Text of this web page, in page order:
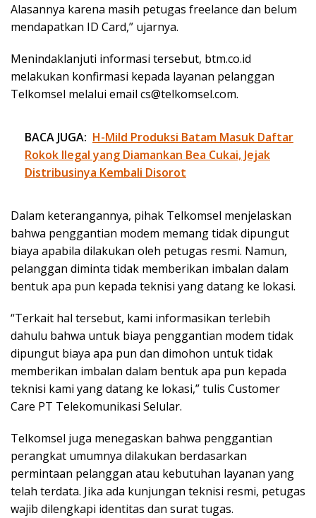
Alasannya karena masih petugas freelance dan belum
mendapatkan ID Card,” ujarnya.
Menindaklanjuti informasi tersebut, btm.co.id
melakukan konfirmasi kepada layanan pelanggan
Telkomsel melalui email cs@telkomsel.com.
BACA JUGA: H-Mild Produksi Batam Masuk Daftar
Rokok Ilegal yang Diamankan Bea Cukai, Jejak
Distribusinya Kembali Disorot
Dalam keterangannya, pihak Telkomsel menjelaskan
bahwa penggantian modem memang tidak dipungut
biaya apabila dilakukan oleh petugas resmi. Namun,
pelanggan diminta tidak memberikan imbalan dalam
bentuk apa pun kepada teknisi yang datang ke lokasi.
“Terkait hal tersebut, kami informasikan terlebih
dahulu bahwa untuk biaya penggantian modem tidak
dipungut biaya apa pun dan dimohon untuk tidak
memberikan imbalan dalam bentuk apa pun kepada
teknisi kami yang datang ke lokasi,” tulis Customer
Care PT Telekomunikasi Selular.
Telkomsel juga menegaskan bahwa penggantian
perangkat umumnya dilakukan berdasarkan
permintaan pelanggan atau kebutuhan layanan yang
telah terdata. Jika ada kunjungan teknisi resmi, petugas
wajib dilengkapi identitas dan surat tugas.